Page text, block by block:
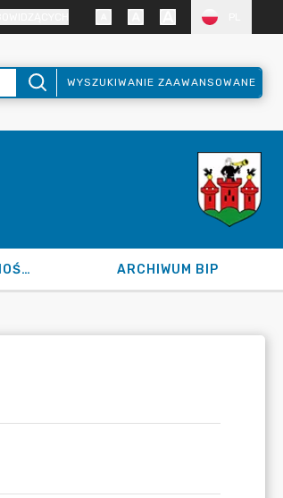
WYSZUKIWANIE ZAAWANSOWANE
DEKLARACJA DOSTĘPNOŚCI ARCHIWUM BIP